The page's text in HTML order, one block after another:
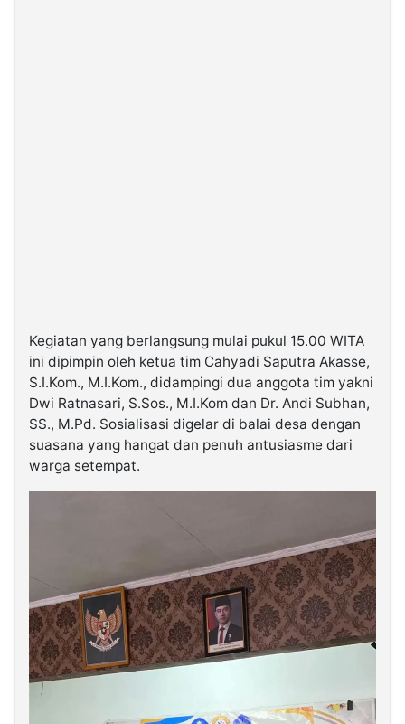
Kegiatan yang berlangsung mulai pukul 15.00 WITA
ini dipimpin oleh ketua tim Cahyadi Saputra Akasse,
S.I.Kom., M.I.Kom., didampingi dua anggota tim yakni
Dwi Ratnasari, S.Sos., M.I.Kom dan Dr. Andi Subhan,
SS., M.Pd. Sosialisasi digelar di balai desa dengan
suasana yang hangat dan penuh antusiasme dari
warga setempat.